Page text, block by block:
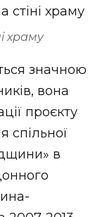
храму
значною
вона
проєкту
спільної
в